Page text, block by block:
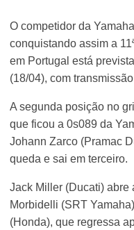
O competidor da
conquistando assim a
em Portugal está
(18/04), com
A segunda posição no
que ficou a 0s089 da
Johann Zarco (Pramac
queda e sai em terceiro.
Jack Miller (Ducati) abre
Morbidelli (SRT
(Honda), que regressa